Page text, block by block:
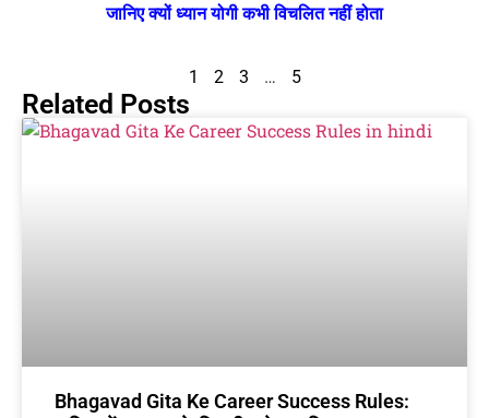
जानिए क्यों ध्यान योगी कभी विचलित नहीं होता
1 2 3 … 5
Related Posts
Bhagavad Gita Ke Career Success Rules: